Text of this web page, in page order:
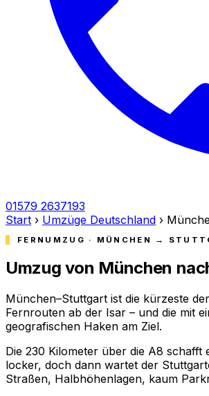
01579 2637193
Start › Umzüge Deutschland ›
FERNUMZUG · MÜNCHEN →
Umzug von München
München–Stuttgart ist die kürzeste
Fernrouten ab der Isar – und die mit
geografischen Haken am Ziel.
Die 230 Kilometer über die A8 schafft
locker, doch dann wartet der
Straßen, Halbhöhenlagen, kaum